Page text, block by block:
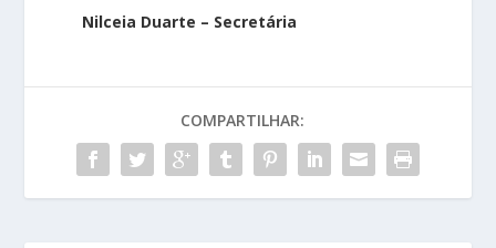
Nilceia Duarte – Secretária
COMPARTILHAR: